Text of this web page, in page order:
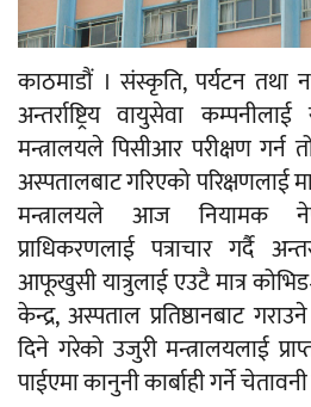
काठमाडौं । संस्कृति, पर्यटन तथा
अन्तर्राष्ट्रिय वायुसेवा
मन्त्रालयले पिसीआर परीक्षण गर्न
अस्पतालबाट गरिएको परिक्षणलाई
मन्त्रालयले आज नियामक
प्राधिकरणलाई पत्राचार गर्दै
आफूखुसी यात्रुलाई एउटै मात्र
केन्द्र, अस्पताल प्रतिष्ठानबाट
दिने गरेको उजुरी मन्त्रालयलाई
पाईएमा कानुनी कार्बाही गर्ने